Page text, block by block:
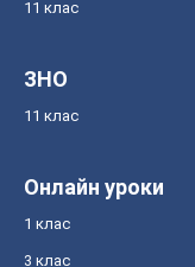
11 клас
ЗНО
11 клас
Онлайн уроки
1 клас
3 клас